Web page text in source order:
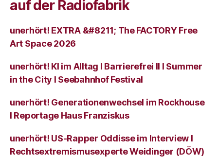
auf der Radiofabrik
unerhört! EXTRA &#8211; The FACTORY Free
Art Space 2026
unerhört! KI im Alltag I Barrierefrei II I Summer
in the City I Seebahnhof Festival
unerhört! Generationenwechsel im Rockhouse
I Reportage Haus Franziskus
unerhört! US-Rapper Oddisse im Interview I
Rechtsextremismusexperte Weidinger (DÖW)